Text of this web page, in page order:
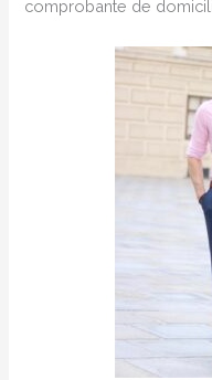
comprobante de